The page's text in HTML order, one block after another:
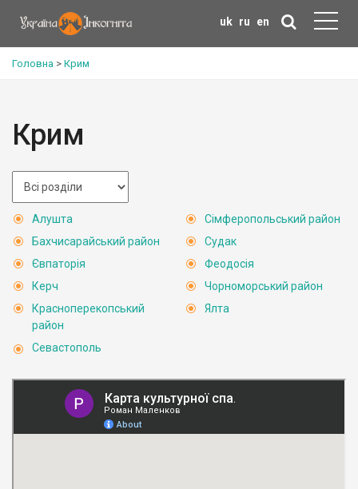
uk ru en
Головна > Крим
Крим
Алушта
Бахчисарайський район
Євпаторія
Керч
Красноперекопський
район
Севастополь
Сімферопольський район
Судак
Феодосія
Чорноморський район
Ялта